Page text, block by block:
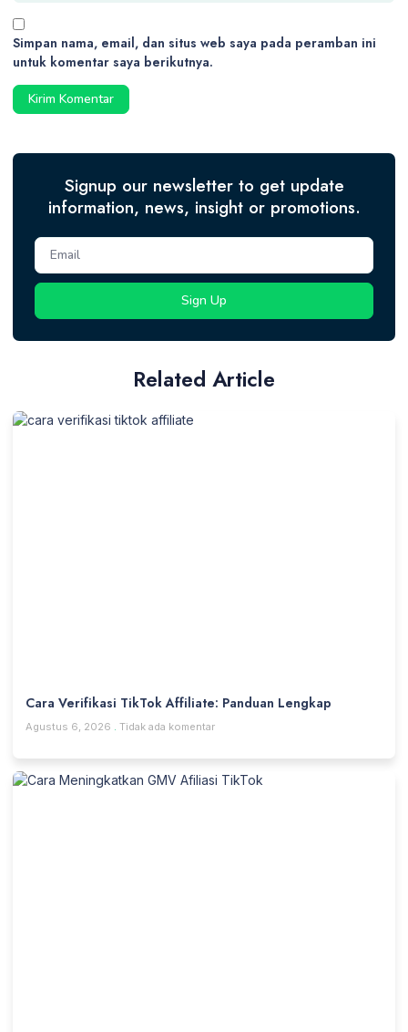
Simpan nama, email, dan situs web saya pada peramban ini
untuk komentar saya berikutnya.
Signup our newsletter to get update
information, news, insight or promotions.
Sign Up
Related Article
Cara Verifikasi TikTok Affiliate: Panduan Lengkap
Agustus 6, 2026 Tidak ada komentar